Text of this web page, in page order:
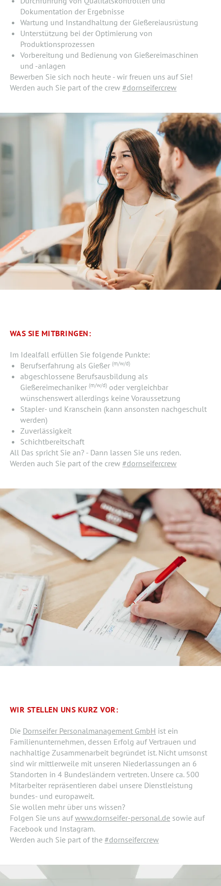
Dokumentation der Ergebnisse
Wartung und Instandhaltung der Gießereiausrüstung
Unterstützung bei der Optimierung von
Produktionsprozessen
Vorbereitung und Bedienung von Gießereimaschinen
und -anlagen
Bewerben Sie sich noch heute - wir freuen uns auf Sie!
Werden auch Sie part of the crew #dornseifercrew
WAS SIE MITBRINGEN:
Im Idealfall erfüllen Sie folgende Punkte:
Berufserfahrung als Gießer (m/w/d)
abgeschlossene Berufsausbildung als
Gießereimechaniker (m/w/d)oder vergleichbar
wünschenswert allerdings keine Voraussetzung
Stapler- und Kranschein (kann ansonsten nachgeschult
werden)
Zuverlässigkeit
Schichtbereitschaft
All Das spricht Sie an? - Dann lassen Sie uns reden.
Werden auch Sie part of the crew #dornseifercrew
WIR STELLEN UNS KURZ VOR:
Die Dornseifer Personalmanagement GmbH ist ein
Familienunternehmen, dessen Erfolg auf Vertrauen und
nachhaltige Zusammenarbeit begründet ist. Nicht umsonst
sind wir mittlerweile mit unseren Niederlassungen an 6
Standorten in 4 Bundesländern vertreten. Unsere ca. 500
Mitarbeiter repräsentieren dabei unsere Dienstleistung
bundes- und europaweit.
Sie wollen mehr über uns wissen?
Folgen Sie uns aufwww.dornseifer-personal.de sowie auf
Facebook und Instagram.
Werden auch Sie part of the #dornseifercrew